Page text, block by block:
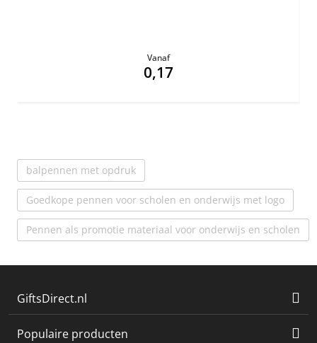
Vanaf
0,17
balpennen met opdruk
Goedkope pennen voor scholen en onderwijs met logo
Pennen als promotie materiaal voor onderwijs en scholen
GiftsDirect.nl
Populaire producten